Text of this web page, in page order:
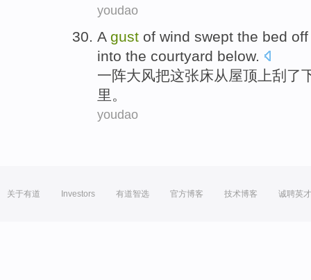
youdao
A gust of wind swept the bed
into the courtyard below.
一阵大风把这张床从 屋顶上刮了
里。
youdao
关于有道 Investors 有道智选 官方博客 技术博客 诚聘英才